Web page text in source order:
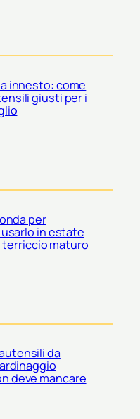
innesto: come
giusti per i
per
in estate
maturo
da
deve mancare